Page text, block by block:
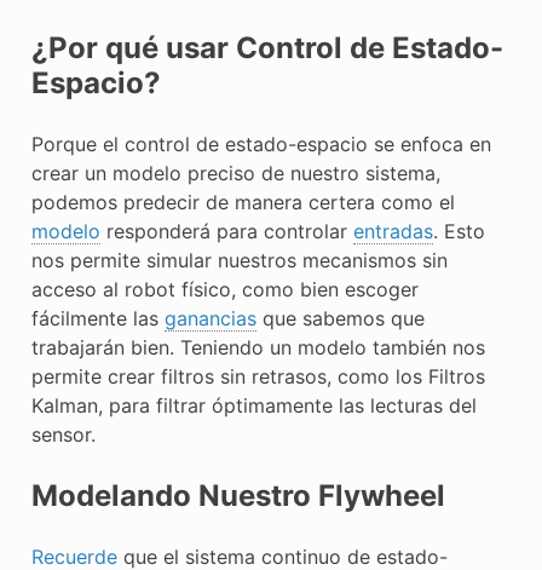
¿Por qué usar Control de Estado-
Espacio?
Porque el control de estado-espacio se enfoca en
crear un modelo preciso de nuestro sistema,
podemos predecir de manera certera como el
modelo responderá para controlar entradas. Esto
nos permite simular nuestros mecanismos sin
acceso al robot físico, como bien escoger
fácilmente las gananciasque sabemos que
trabajarán bien. Teniendo un modelo también nos
permite crear filtros sin retrasos, como los Filtros
Kalman, para filtrar óptimamente las lecturas del
sensor.
Modelando Nuestro Flywheel
Recuerdeque el sistema continuo de estado-